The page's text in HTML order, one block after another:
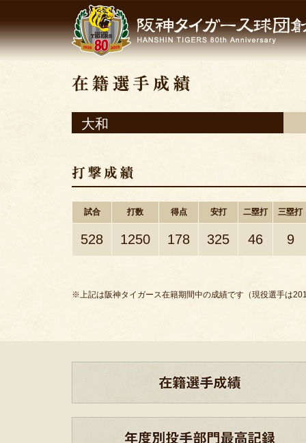
大和
試合 打数 得点 安打 二塁打 三塁打
528 1250 178 325 46 9
※上記は阪神タイガース在籍期間中の成績です（現役選手は